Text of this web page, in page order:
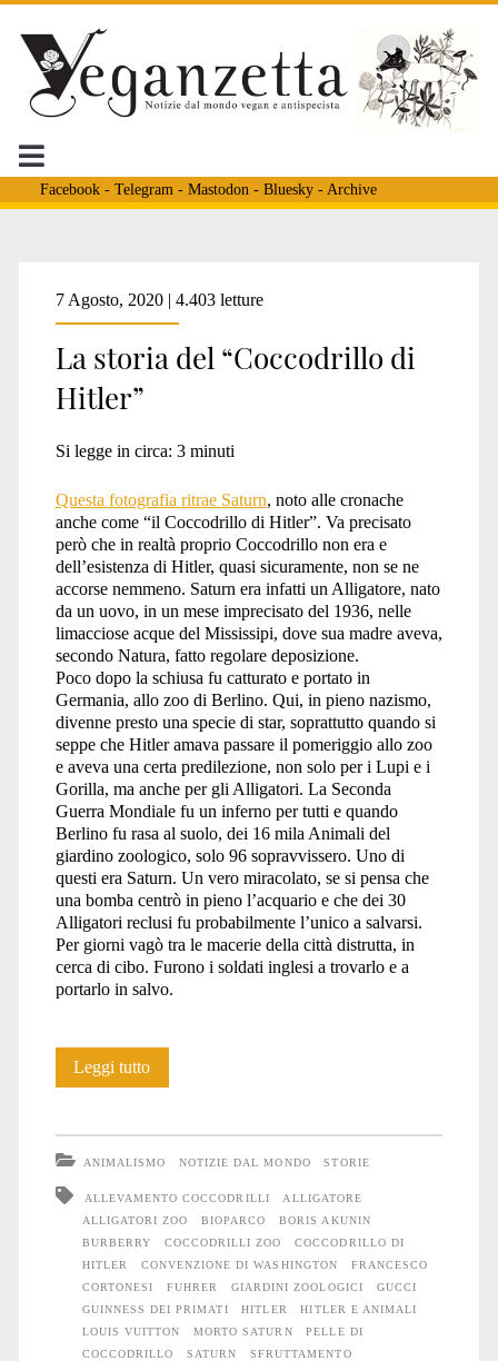
Facebook- Telegram - Mastodon - Bluesky- Archive
Tag:
<span>giardini
zoologici</span>
7 Agosto, 2020 | 4.403 letture
La storia del “Coccodrillo di
Hitler”
Si legge in circa: 3 minuti
Questa fotografia ritrae Saturn, noto alle cronache
anche come “il Coccodrillo di Hitler”. Va precisato
però che in realtà proprio Coccodrillo non era e
dell’esistenza di Hitler, quasi sicuramente, non se ne
accorse nemmeno. Saturn era infatti un Alligatore, nato
da un uovo, in un mese imprecisato del 1936, nelle
limacciose acque del Mississipi, dove sua madre aveva,
secondo Natura, fatto regolare deposizione.
Poco dopo la schiusa fu catturato e portato in
Germania, allo zoo di Berlino. Qui, in pieno nazismo,
divenne presto una specie di star, soprattutto quando si
seppe che Hitler amava passare il pomeriggio allo zoo
e aveva una certa predilezione, non solo per i Lupi e i
Gorilla, ma anche per gli Alligatori. La Seconda
Guerra Mondiale fu un inferno per tutti e quando
Berlino fu rasa al suolo, dei 16 mila Animali del
giardino zoologico, solo 96 sopravvissero. Uno di
questi era Saturn. Un vero miracolato, se si pensa che
una bomba centrò in pieno l’acquario e che dei 30
Alligatori reclusi fu probabilmente l’unico a salvarsi.
Per giorni vagò tra le macerie della città distrutta, in
cerca di cibo. Furono i soldati inglesi a trovarlo e a
portarlo in salvo.
Leggi tuttoLa
di
Hitler”
ANIMALISMO NOTIZIE DAL MONDO STORIE
ALLEVAMENTO COCCODRILLI
ALLIGATORE
ALLIGATORI ZOO
BIOPARCO
BORIS AKUNIN
BURBERRY
COCCODRILLI ZOO
COCCODRILLO DI
HITLER
CONVENZIONE DI WASHINGTON
FRANCESCO
CORTONESI
FUHRER GIARDINI ZOOLOGICI
GUCCI
GUINNESS DEI PRIMATI
HITLER
HITLER E ANIMALI
LOUIS VUITTON
MORTO SATURN
PELLE DI
COCCODRILLO
SATURN
SFRUTTAMENTO